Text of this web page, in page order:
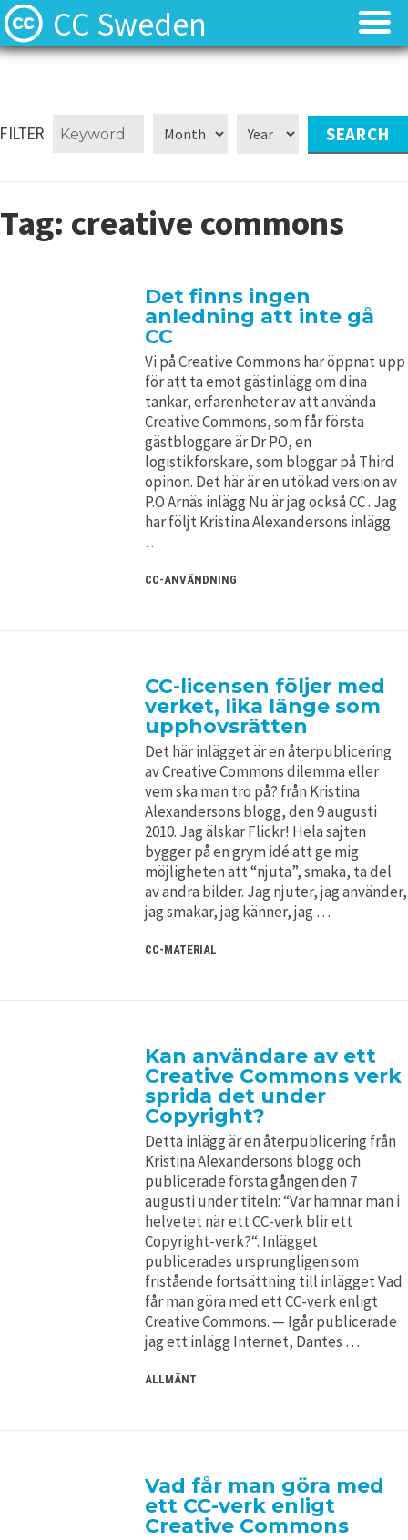
CC Sweden
Nyheter
Nyheter
FILTER
Tag: creative commons
Det finns ingen
anledning att inte gå
CC
Vi på Creative Commons har öppnat upp
för att ta emot gästinlägg om dina
tankar, erfarenheter av att använda
Creative Commons, som får första
gästbloggare är Dr PO, en
logistikforskare, som bloggar på Third
opinon. Det här är en utökad version av
P.O Arnäs inlägg Nu är jag också CC . Jag
har följt Kristina Alexandersons inlägg
…
CC-ANVÄNDNING
CC-licensen följer med
verket, lika länge som
upphovsrätten
Det här inlägget är en återpublicering
av Creative Commons dilemma eller
vem ska man tro på? från Kristina
Alexandersons blogg, den 9 augusti
2010. Jag älskar Flickr! Hela sajten
bygger på en grym idé att ge mig
möjligheten att “njuta”, smaka, ta del
av andra bilder. Jag njuter, jag använder,
jag smakar, jag känner, jag …
CC-MATERIAL
Kan användare av ett
Creative Commons verk
sprida det under
Copyright?
Detta inlägg är en återpublicering från
Kristina Alexandersons blogg och
publicerade första gången den 7
augusti under titeln: “Var hamnar man i
helvetet när ett CC-verk blir ett
Copyright-verk?“. Inlägget
publicerades ursprungligen som
fristående fortsättning till inlägget Vad
får man göra med ett CC-verk enligt
Creative Commons. — Igår publicerade
jag ett inlägg Internet, Dantes …
ALLMÄNT
Vad får man göra med
ett CC-verk enligt
Creative Commons